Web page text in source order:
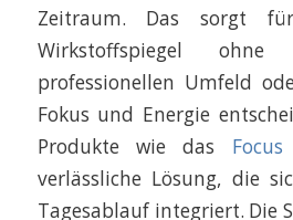
Zeitraum. Das sorgt
Wirkstoffspiegel
professionellen Umfeld
Fokus und Energie
Produkte wie das
verlässliche Lösung, die
Tagesablauf integriert. Die